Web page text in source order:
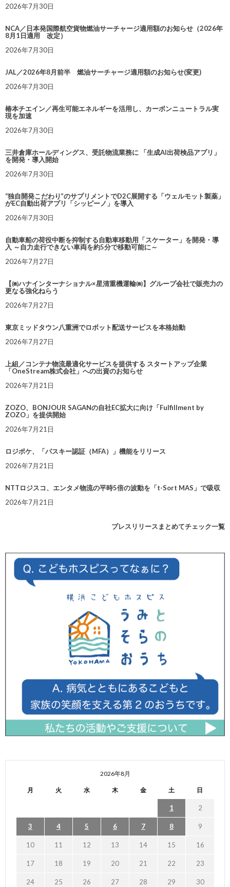
2026年7月30日
NCA／日本発国際航空貨物燃油サーチャージ適用額のお知らせ（2026年
8月1日適用 改定）
2026年7月30日
JAL／2026年8月前半 燃油サーチャージ適用額のお知らせ(変更)
2026年7月30日
椿本チエイン／再生可能エネルギーを活用し、カーボンニュートラル実
現を加速
2026年7月30日
三井倉庫ホールディングス、受託物流業務に 「生成AI出荷検品アプリ」
を開発・導入開始
2026年7月30日
“独自開発こだわり”のサプリメントでD2C展開する「ウェルモット製薬」
がEC自動出荷アプリ「シッピーノ」を導入
2026年7月30日
自動車船の荷役中断を抑制する自動車移動用「スケーター」を開発・導
入 ～自力走行できない車両を約5分で移動可能に～
2026年7月27日
【㈱ハナインターナショナル×星清重機運輸㈱】グループ会社で販売力の
更なる強化ねらう
2026年7月27日
東京ミッドタウン八重洲でロボット配送サービスを本格始動
2026年7月27日
上組／コンテナ物流最適化サービスを提供する スタートアップ企業
「OneStream株式会社」への出資のお知らせ
2026年7月21日
ZOZO、BONJOUR SAGANの自社EC拡大に向け「Fulfillment by
ZOZO」を提供開始
2026年7月21日
ロジポケ、「パスキー認証（MFA）」機能をリリース
2026年7月21日
NTTロジスコ、エンタメ物流の平時5倍の波動を「t-Sort MAS」で吸収
2026年7月21日
プレスリリースまとめてチェック一覧
2026年8月
月 火 水 木 金 土 日
1 2
3 4 5 6 7 8 9
10 11 12 13 14 15 16
17 18 19 20 21 22 23
24 25 26 27 28 29 30